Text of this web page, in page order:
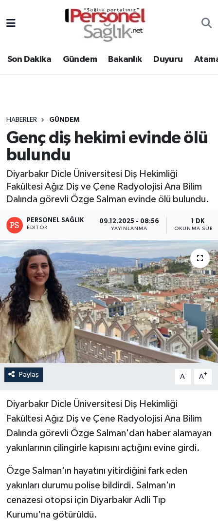
Son Dakika Gündem Bakanlık Duyuru
HABERLER GÜNDEM
Genç diş hekimi evinde ölü
bulundu
Diyarbakır Dicle Üniversitesi Diş Hekimliği
Fakültesi Ağız Diş ve Çene Radyolojisi Ana Bilim
Dalında görevli Özge Salman evinde ölü bulundu.
PERSONEL SAĞLIK
EDITÖR
09.12.2025 - 08:56
YAYINLANMA
1 DK
OKUNMA
Paylaş A- A+
Diyarbakır Dicle Üniversitesi Diş Hekimliği
Fakültesi Ağız Diş ve Çene Radyolojisi Ana Bilim
Dalında görevli Özge Salman'dan haber alamayan
yakınlarının çilingirle kapısını açtığını evine girdi.
Özge Salman'ın hayatını yitirdiğini fark eden
yakınları durumu polise bildirdi. Salman'ın
cenazesi otopsi için Diyarbakır Adli Tıp
Kurumu'na götürüldü.
Gündem
Atamalar
Mevzuat
Sendika
Nöbetçi Eczaneler
Hava Durumu
Tüm Manşetler
Son Dakika Haberleri
Haber Arşivi